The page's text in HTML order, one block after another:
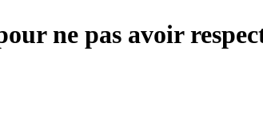
ne pas avoir